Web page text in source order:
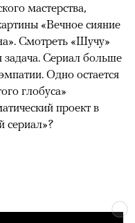
мастерства,
«Вечное сияние
Смотреть «Шучу»
Сериал больше
Одно остается
глобуса»
проект в
сериал»?